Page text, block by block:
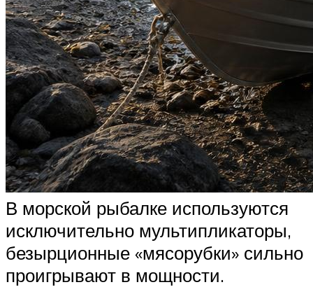
В морской рыбалке используются
исключительно мультипликаторы,
безырционные «мясорубки» сильно
проигрывают в мощности.